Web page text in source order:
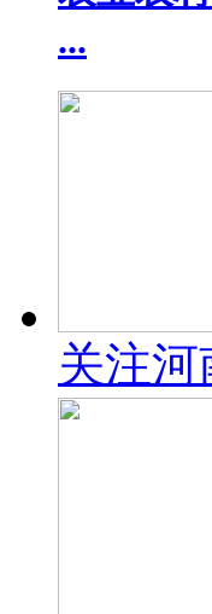
...
关注